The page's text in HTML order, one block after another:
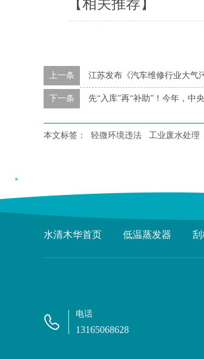
【相关推荐】
上一条 江苏发布《汽车维修行业大气
下一条 先“入库”再“补助”！今年，中
本文标签： 轻微环境违法 工业废水处理
水清木华首页 低温蒸发器 刮
电话
13165068628